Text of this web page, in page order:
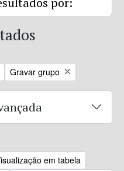
Remove filter:
Gravar grupo
em tabela